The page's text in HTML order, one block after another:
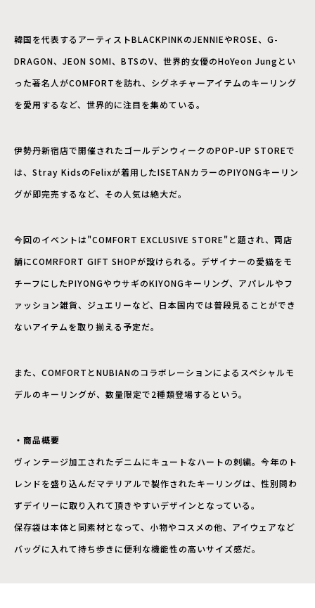
韓国を代表するアーティストBLACKPINKのJENNIEやROSE、G-
DRAGON、JEON SOMI、BTSのV、世界的女優のHoYeon Jungとい
った著名人がCOMFORTを訪れ、シグネチャーアイテムのキーリング
を愛用するなど、世界的に注目を集めている。
伊勢丹新宿店で開催されたゴールデンウィークのPOP-UP STOREで
は、Stray KidsのFelixが着用したISETANカラーのPIYONGキーリン
グが即完売するなど、その人気は絶大だ。
今回のイベントは"COMFORT EXCLUSIVE STORE"と題され、両店
舗にCOMRFORT GIFT SHOPが設けられる。デザイナーの愛猫をモ
チーフにしたPIYONGやウサギのKIYONGキーリング、アパレルやフ
ァッション雑貨、ジュエリーなど、日本国内では普段見ることができ
ないアイテムを取り揃える予定だ。
また、COMFORTとNUBIANのコラボレーションによるスペシャルモ
デルのキーリングが、数量限定で2種類登場するという。
・商品概要
ヴィンテージ加工されたデニムにキュートなハートの刺繍。今年のト
レンドを盛り込んだマテリアルで製作されたキーリングは、性別問わ
ずデイリーに取り入れて頂きやすいデザインとなっている。
保存袋は本体と同素材となって、小物やコスメの他、アイウェアなど
バッグに入れて持ち歩きに便利な機能性の高いサイズ感だ。